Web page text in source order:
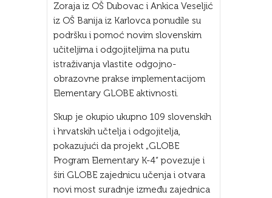
Zoraja iz OŠ Dubovac i Ankica Veseljić
iz OŠ Banija iz Karlovca ponudile su
podršku i pomoć novim slovenskim
učiteljima i odgojiteljima na putu
istraživanja vlastite odgojno-
obrazovne prakse implementacijom
Elementary GLOBE aktivnosti.
Skup je okupio ukupno 109 slovenskih
i hrvatskih učtelja i odgojitelja,
pokazujući da projekt „GLOBE
Program Elementary K-4“ povezuje i
širi GLOBE zajednicu učenja i otvara
novi most suradnje između zajednica